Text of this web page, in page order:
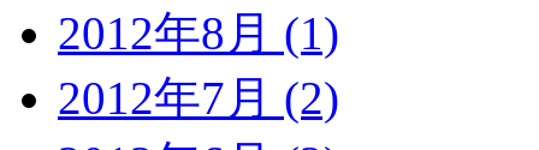
2012年8月 (1)
2012年7月 (2)